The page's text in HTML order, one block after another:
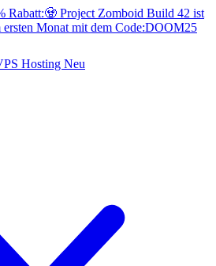
Rabatt:🧟 Project Zomboid Build 42 ist
Monat mit dem Code:DOOM25
Hosting Neu